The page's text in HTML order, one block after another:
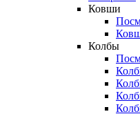
Ковши
Колбы